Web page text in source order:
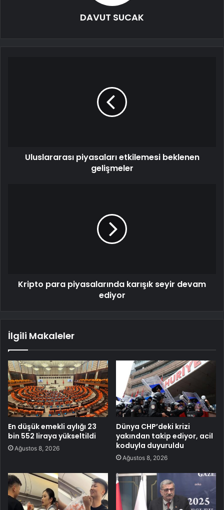
DAVUT SUCAK
Uluslararası piyasaları etkilemesi beklenen
gelişmeler
Kripto para piyasalarında karışık seyir devam
ediyor
İlgili Makaleler
En düşük emekli aylığı 23
bin 552 liraya yükseltildi
Ağustos 8, 2026
Dünya CHP’deki krizi
yakından takip ediyor, acil
koduyla duyuruldu
Ağustos 8, 2026